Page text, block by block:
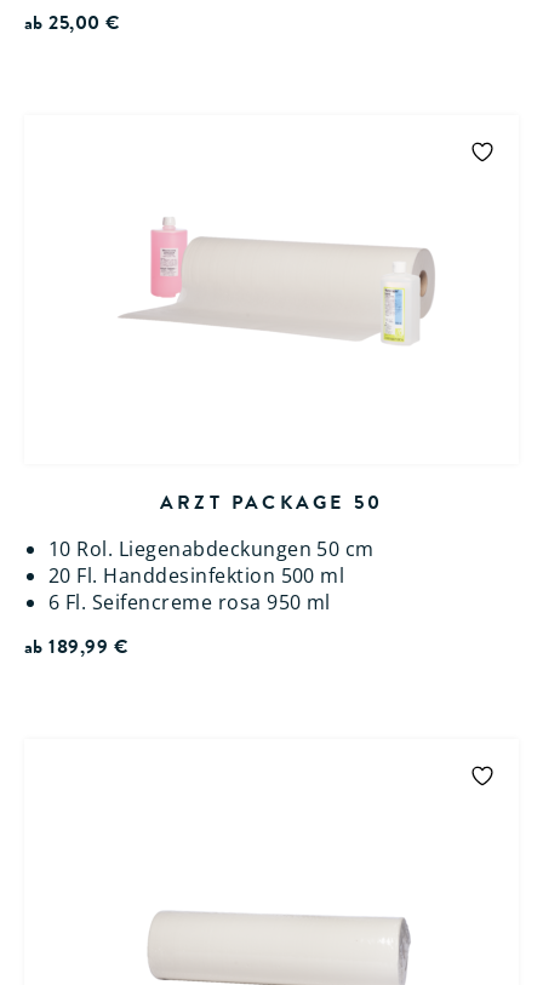
ab25,00€
ARZT PACKAGE 50
10 Rol. Liegenabdeckungen 50 cm
20 Fl. Handdesinfektion 500 ml
6 Fl. Seifencreme rosa 950 ml
ab189,99 €